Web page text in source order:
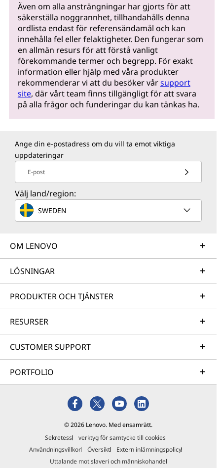
Även om alla ansträngningar har gjorts för att
säkerställa noggrannhet, tillhandahålls denna
ordlista endast för referensändamål och kan
innehålla fel eller felaktigheter. Den fungerar som
en allmän resurs för att förstå vanligt
förekommande termer och begrepp. För exakt
information eller hjälp med våra produkter
rekommenderar vi att du besöker vårsupport
site, där vårt team finns tillgängligt för att svara
på alla frågor och funderingar du kan tänkas ha.
Ange din e-postadress om du vill ta emot viktiga
uppdateringar
E-post
Välj land/region:
SWEDEN
OM LENOVO
LÖSNINGAR
PRODUKTER OCH TJÄNSTER
RESURSER
CUSTOMER SUPPORT
PORTFOLIO
© 2026 Lenovo. Med ensamrätt.
Sekretess
verktyg för samtycke till cookies
Användningsvillkor
Översikt
Extern inlämningspolicy
Uttalande mot slaveri och människohandel